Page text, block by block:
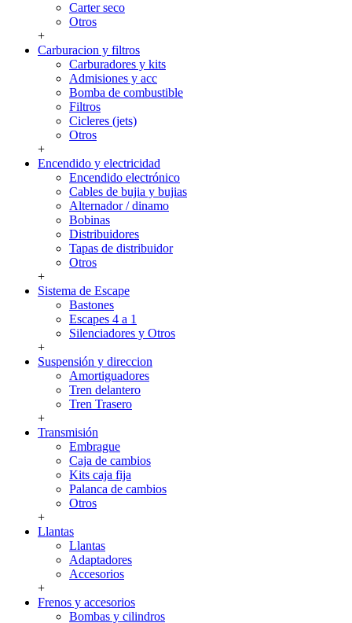
Carter seco
Otros
+
Carburacion y filtros
Carburadores y kits
Admisiones y acc
Bomba de combustible
Filtros
Cicleres (jets)
Otros
+
Encendido y electricidad
Encendido electrónico
Cables de bujia y bujias
Alternador / dinamo
Bobinas
Distribuidores
Tapas de distribuidor
Otros
+
Sistema de Escape
Bastones
Escapes 4 a 1
Silenciadores y Otros
+
Suspensión y direccion
Amortiguadores
Tren delantero
Tren Trasero
+
Transmisión
Embrague
Caja de cambios
Kits caja fija
Palanca de cambios
Otros
+
Llantas
Llantas
Adaptadores
Accesorios
+
Frenos y accesorios
Bombas y cilindros